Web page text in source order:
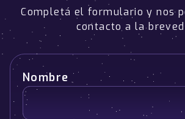
Completá el formulario y nos
contacto a la
Nombre